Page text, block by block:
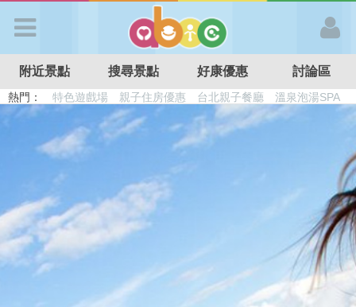
APP登入
首 頁
搜尋景點
好康優惠
附近景點 搜尋景點 好康優惠 討論區
熱門： 特色遊戲場 親子住房優惠 台北親子餐廳
溫泉泡湯SPA
溜滑梯民宿
觀光工廠 日本親子景點